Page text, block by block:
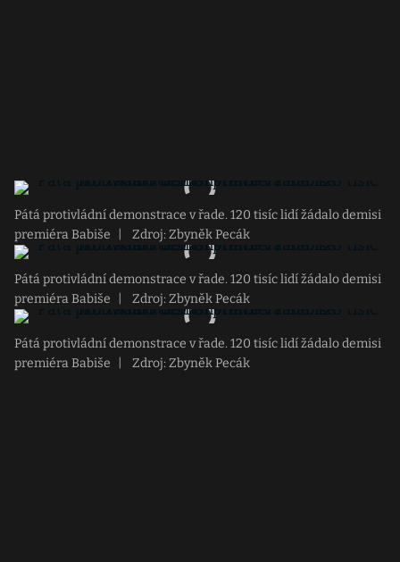
Pátá protivládní demonstrace v řade. 120 tisíc lidí žádalo demisi
premiéra Babiše
Zdroj: Zbyněk Pecák
Pátá protivládní demonstrace v řade. 120 tisíc lidí žádalo demisi
premiéra Babiše
Zdroj: Zbyněk Pecák
Pátá protivládní demonstrace v řade. 120 tisíc lidí žádalo demisi
premiéra Babiše
Zdroj: Zbyněk Pecák